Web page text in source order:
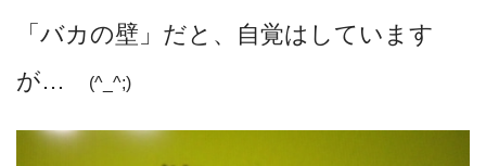
「バカの壁」だと、自覚はしています
が…
(^_^;)